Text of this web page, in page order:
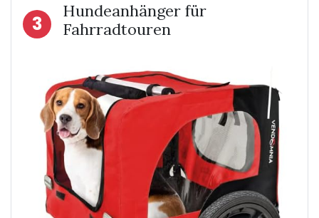
3
Hundeanhänger für
Fahrradtouren